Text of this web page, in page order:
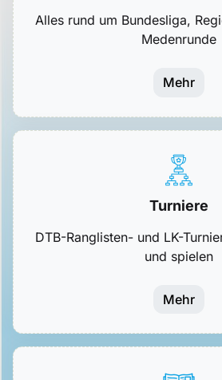
Alles rund um Bundesliga,
Medenrunde
Mehr
Turniere
DTB-Ranglisten- und LK-
und spielen
Mehr